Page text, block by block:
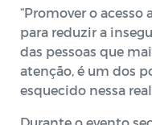
“Promover o
para reduzir a
das pessoas que
atenção, é um dos
esquecido nessa